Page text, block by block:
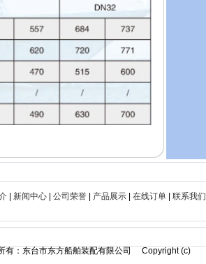
| 新闻中心| 公司荣誉| 产品展示| 在线订单| 联系我们
：东台市东方船舶装配有限公司 Copyright (c)